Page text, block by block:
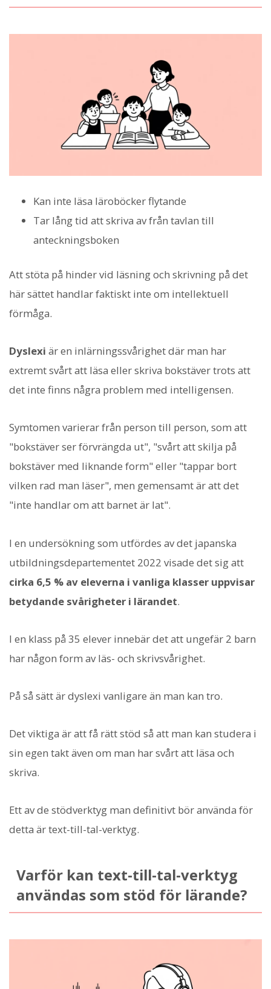
Kan inte läsa läroböcker flytande
Tar lång tid att skriva av från tavlan till
anteckningsboken
Att stöta på hinder vid läsning och skrivning på det
här sättet handlar faktiskt inte om intellektuell
förmåga.
Dyslexi är en inlärningssvårighet där man har
extremt svårt att läsa eller skriva bokstäver trots att
det inte finns några problem med intelligensen.
Symtomen varierar från person till person, som att
"bokstäver ser förvrängda ut", "svårt att skilja på
bokstäver med liknande form" eller "tappar bort
vilken rad man läser", men gemensamt är att det
"inte handlar om att barnet är lat".
I en undersökning som utfördes av det japanska
utbildningsdepartementet 2022 visade det sig att
cirka 6,5 % av eleverna i vanliga klasser uppvisar
betydande svårigheter i lärandet.
I en klass på 35 elever innebär det att ungefär 2 barn
har någon form av läs- och skrivsvårighet.
På så sätt är dyslexi vanligare än man kan tro.
Det viktiga är att få rätt stöd så att man kan studera i
sin egen takt även om man har svårt att läsa och
skriva.
Ett av de stödverktyg man definitivt bör använda för
detta är text-till-tal-verktyg.
Varför kan text-till-tal-verktyg
användas som stöd för lärande?